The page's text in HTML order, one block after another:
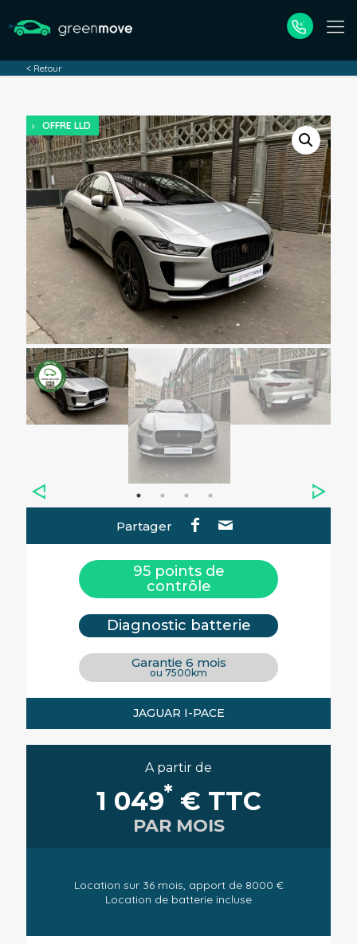
< Retour
OFFRE LLD
Partager
95 points de
contrôle
Diagnostic batterie
Garantie 6 mois
ou 7500km
JAGUAR I-PACE
A partir de
1 049
*€ TTC
PAR MOIS
Location sur 36 mois, apport de 8000 €
Location de batterie incluse